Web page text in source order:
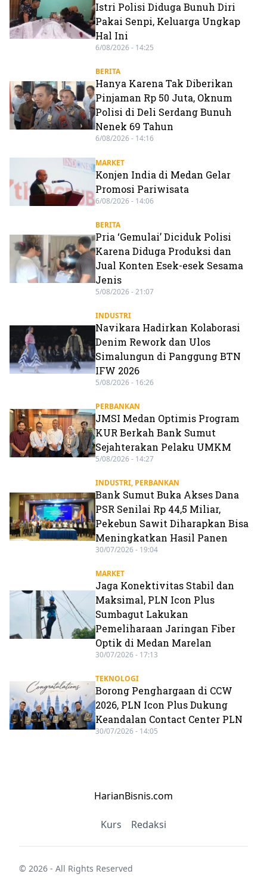
Istri Polisi Diduga Bunuh Diri
Pakai Senpi, Keluarga Ungkap
Hal Ini
6/08/2026 - 14:25
BERITA
Hanya Karena Tak Diberikan
Pinjaman Rp 50 Juta, Oknum
Polisi di Deli Serdang Bunuh
Nenek 69 Tahun
6/08/2026 - 14:16
MARKET
Konjen India di Medan Gelar
Promosi Pariwisata
6/08/2026 - 14:06
BERITA
Pria ‘Gemulai’ Diciduk Polisi
Karena Diduga Produksi dan
Jual Konten Esek-esek Sesama
Jenis
5/08/2026 - 21:07
INDUSTRI
Navikara Hadirkan Kolaborasi
Denim Rework dan Ulos
Simalungun di Panggung BTN
IFW 2026
5/08/2026 - 16:26
PERBANKAN
JMSI Medan Optimis Program
KUR Berkah Bank Sumut
Sejahterakan Pelaku UMKM
5/08/2026 - 14:27
INDUSTRI, PERBANKAN
Bank Sumut Buka Akses Dana
PSR Senilai Rp 44,5 Miliar,
Pekebun Sawit Diharapkan Bisa
Meningkatkan Hasil Panen
30/07/2026 - 19:04
MARKET
Jaga Konektivitas Stabil dan
Maksimal, PLN Icon Plus
Sumbagut Lakukan
Pemeliharaan Jaringan Fiber
Optik di Medan Marelan
30/07/2026 - 17:13
TEKNOLOGI
Borong Penghargaan di CCW
2026, PLN Icon Plus Dukung
Keandalan Contact Center PLN
30/07/2026 - 14:05
HarianBisnis.com
Kurs Redaksi
© 2026 - All Rights Reserved